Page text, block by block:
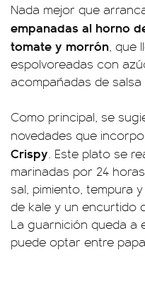
Nada mejor que
empanadas al horno
tomate y morrón, que
espolvoreadas con
acompañadas de
Como principal, se
novedades que
Crispy. Este plato se
marinadas por 24
sal, pimiento, tempura
de kale y un encurtido
La guarnición queda a
puede optar entre